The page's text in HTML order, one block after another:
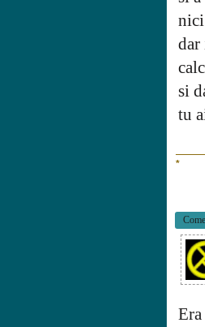
nici
dar
si
tu
*